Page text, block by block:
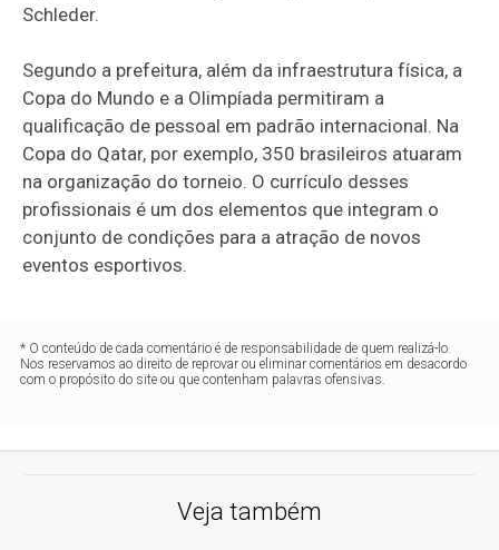
Schleder.
Segundo a prefeitura, além da infraestrutura física, a
Copa do Mundo e a Olimpíada permitiram a
qualificação de pessoal em padrão internacional. Na
Copa do Qatar, por exemplo, 350 brasileiros atuaram
na organização do torneio. O currículo desses
profissionais é um dos elementos que integram o
conjunto de condições para a atração de novos
eventos esportivos.
* O conteúdo de cada comentário é de responsabilidade de quem realizá-lo.
Nos reservamos ao direito de reprovar ou eliminar comentários em desacordo
com o propósito do site ou que contenham palavras ofensivas.
Veja também